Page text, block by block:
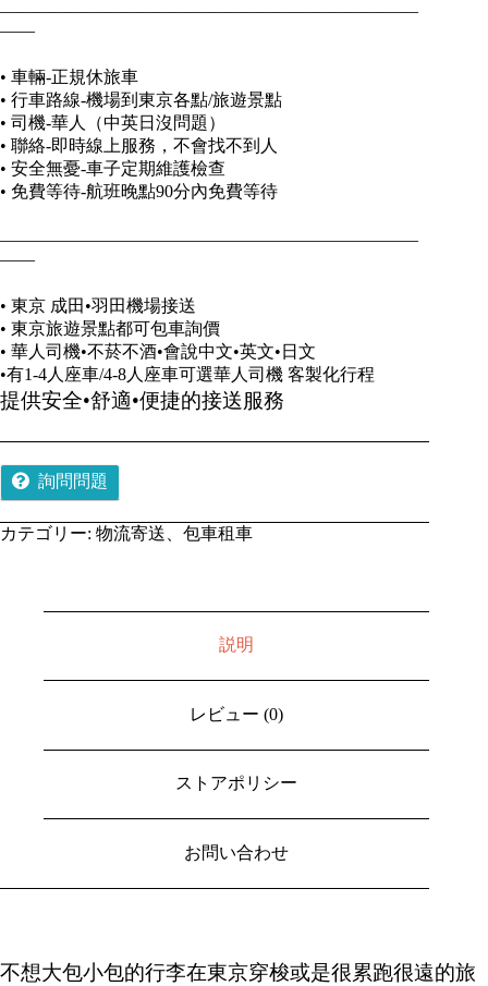
————————————————————————
——
• 車輛-正規休旅車
• 行車路線-機場到東京各點/旅遊景點
• 司機-華人（中英日沒問題）
• 聯絡-即時線上服務，不會找不到人
• 安全無憂-車子定期維護檢查
• 免費等待-航班晚點90分內免費等待
————————————————————————
——
• 東京 成田•羽田機場接送
• 東京旅遊景點都可包車詢價
• 華人司機•不菸不酒•會說中文•英文•日文
•有1-4人座車/4-8人座車可選華人司機 客製化行程
提供安全•舒適•便捷的接送服務
詢問問題
カテゴリー: 物流寄送、包車租車
説明
レビュー (0)
ストアポリシー
お問い合わせ
不想大包小包的行李在東京穿梭或是很累跑很遠的旅